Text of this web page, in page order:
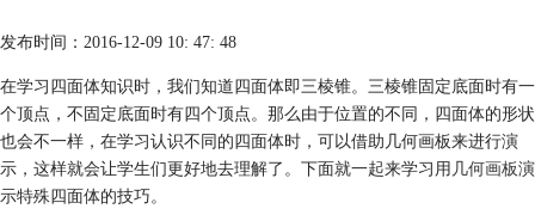
资源中心
软件商城
发布时间：2016-12-09 10: 47: 48
在学习四面体知识时，我们知道四面体即三棱锥。三棱锥固定底面时有一
个顶点，不固定底面时有四个顶点。那么由于位置的不同，四面体的形状
也会不一样，在学习认识不同的四面体时，可以借助几何画板来进行演
示，这样就会让学生们更好地去理解了。下面就一起来学习用 几何画板演
示特殊四面体的技巧。